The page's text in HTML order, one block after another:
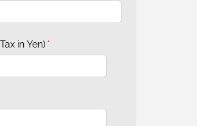
in Yen) *
(required)